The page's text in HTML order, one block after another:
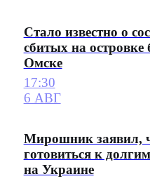
Стало известно о
сбитых на островке
Омске
17:30
6 АВГ
Мирошник заявил,
готовиться к
на Украине